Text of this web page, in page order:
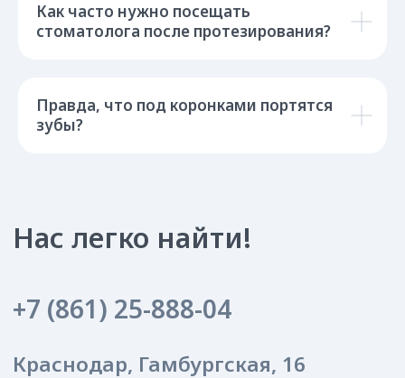
Как часто нужно посещать
стоматолога после протезирования?
Правда, что под коронками портятся
зубы?